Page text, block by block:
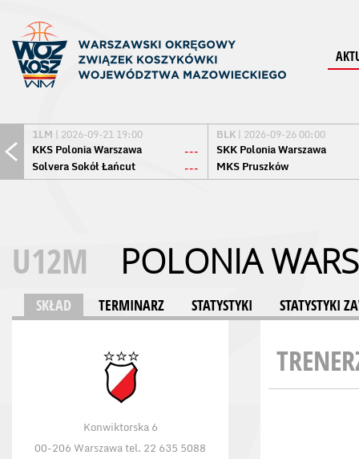
1LM | 2026-09-21 19:00
KKS Polonia Warszawa
---
Solvera Sokół Łańcut
---
BLK | 2026-09-26 00:00
SKK Polonia Warszawa
MKS Pruszków
U12M POLONIA
SKŁAD TERMINARZ STATYSTYKI STATYSTYKI
Konwiktorska 6
00-206 Warszawa tel. 22 635 5088